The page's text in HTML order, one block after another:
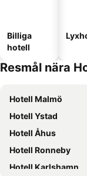
Billiga
hotell
Resmål nära
Hotell Malmö
Hotell Ystad
Hotell Åhus
Hotell Ronneby
Hotell Karlshamn